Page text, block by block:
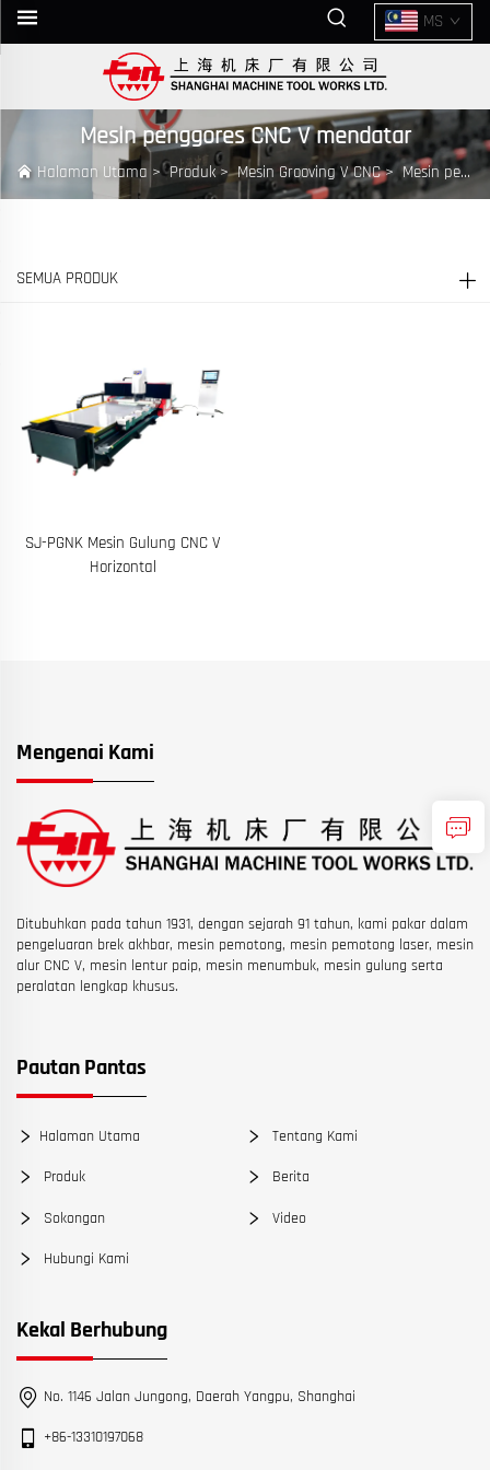
MS
Mesin penggores CNC V mendatar
Halaman Utama >Produk>Mesin Grooving V CNC>Mesin penggores CNC V mendatar
SEMUA PRODUK
SJ-PGNK Mesin Gulung CNC V
Horizontal
Mengenai Kami
Ditubuhkan pada tahun 1931, dengan sejarah 91 tahun, kami pakar dalam
pengeluaran brek akhbar, mesin pemotong, mesin pemotong laser, mesin
alur CNC V, mesin lentur paip, mesin menumbuk, mesin gulung serta
peralatan lengkap khusus.
Pautan Pantas
Halaman Utama Tentang Kami
Produk Berita
Sokongan Video
Hubungi Kami
Kekal Berhubung
No. 1146 Jalan Jungong, Daerah Yangpu, Shanghai
+86-13310197068